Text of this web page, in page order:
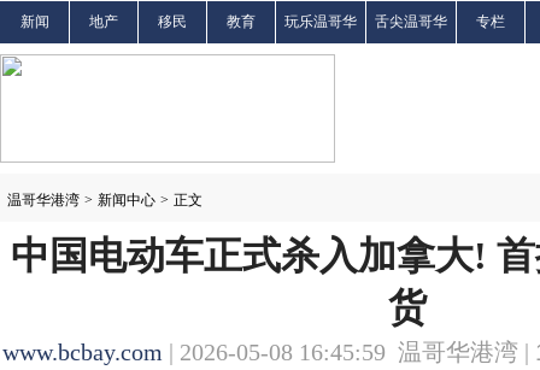
新闻 地产 移民 教育 玩乐温哥华 舌尖温哥华 专栏
温哥华港湾 > 新闻中心 > 正文
中国电动车正式杀入加拿大!
货
www.bcbay.com | 2026-05-08 16:45:59 温哥华港湾 |